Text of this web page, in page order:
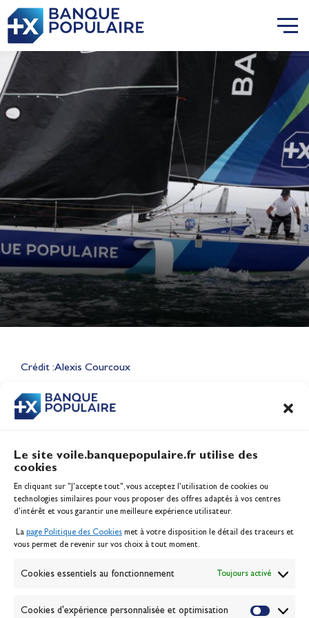
Le site voile.banquepopulaire.fr utilise des
cookies
En cliquant sur "J'accepte tout", vous acceptez l’utilisation de cookies ou
technologies similaires pour vous proposer des offres adaptés à vos centres
d’intérêt et vous garantir une meilleure expérience utilisateur.
La page Politique des Cookies met à votre disposition le détail des traceurs et
vous permet de revenir sur vos choix à tout moment.
Cookies essentiels au fonctionnement Toujours activé
Cookies d'expérience personnalisée et optimisation
Crédit : Alexis Courcoux
CONTENU
Lauriane Nolot en or à Long
Jeux Olympiques 2028
Inscription serveur média
Contact
Politique des cookies
Banque de la voile
Passion Voile TV